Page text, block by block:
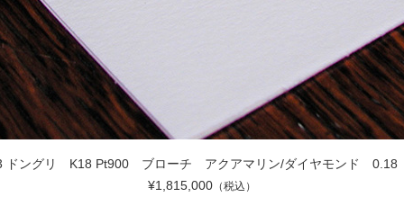
ドングリ K18 Pt900 ブローチ アクアマリン/ダイヤモンド
¥1,815,000 （税込）